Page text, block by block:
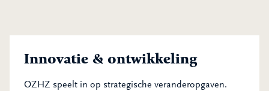
Innovatie & ontwikkeling
OZHZ speelt in op strategische veranderopgaven.